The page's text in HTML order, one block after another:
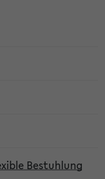
Bestuhlung